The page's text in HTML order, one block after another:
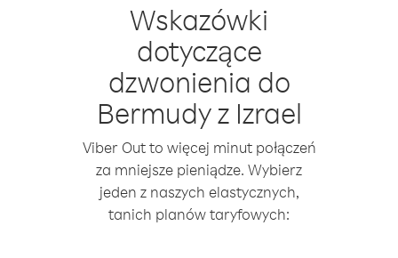
Wskazówki
dotyczące
dzwonienia do
Bermudy z Izrael
Viber Out to więcej minut połączeń
za mniejsze pieniądze. Wybierz
jeden z naszych elastycznych,
tanich planów taryfowych: